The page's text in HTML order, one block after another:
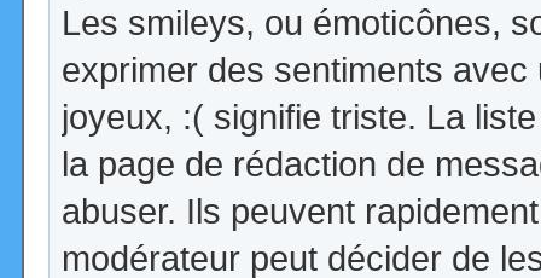
Les smileys, ou émoticônes,
exprimer des sentiments
joyeux, :( signifie triste. La
la page de rédaction de
abuser. Ils peuvent
modérateur peut décider de